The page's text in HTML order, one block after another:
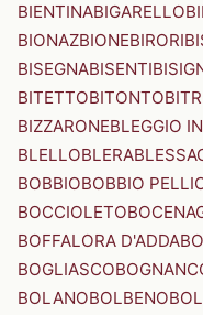
BIENTINABIGARELLO
BIONAZBIONEBIRORI
BISEGNABISENTI
BITETTOBITONTO
BIZZARONEBLEGGIO
BLELLOBLERA
BOBBIOBOBBIO
BOCCIOLETO
BOFFALORA D'ADDA
BOGLIASCO
BOLANOBOLBENO